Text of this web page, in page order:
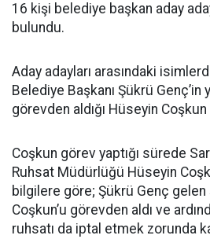
16 kişi belediye başkan aday
bulundu.
Aday adayları arasındaki
Belediye Başkanı Şükrü Genç’in
görevden aldığı Hüseyin
Coşkun görev yaptığı sürede
Ruhsat Müdürlüğü Hüseyin
bilgilere göre; Şükrü Genç
Coşkun’u görevden aldı ve
ruhsatı da iptal etmek zorunda